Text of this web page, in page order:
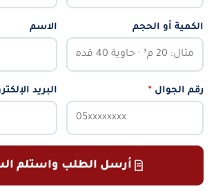
الكمية أو الحجم الاسم
رقم الجوال * البريد
أرسل الطلب واستلم